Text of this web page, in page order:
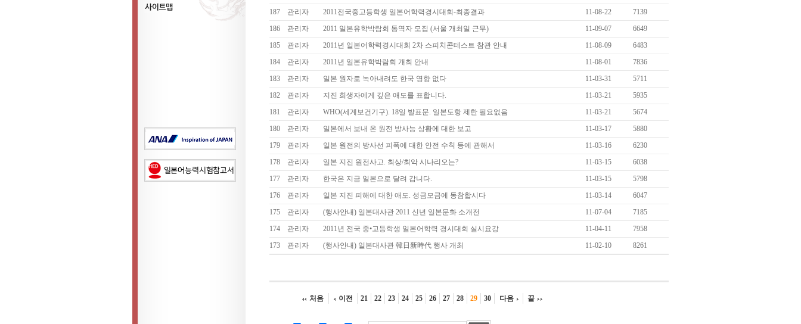
회원모집
187
관리자 2011전국중고등학생 일본어학력경시대회-최종결과 11-08-22
7139
186
관리자 2011 일본유학박람회 통역자 모집 (서울 개최일 근무) 11-09-07
6649
185
관리자 2011년 일본어학력경시대회 2차 스피치콘테스트 참관 안내 11-08-09
6483
184
관리자 2011년 일본유학박람회 개최 안내 11-08-01
7836
183
관리자 일본 원자로 녹아내려도 한국 영향 없다 11-03-31
5711
182
관리자 지진 희생자에게 깊은 애도를 표합니다. 11-03-21
5935
181
관리자 WHO(세계보건기구). 18일 발표문. 일본도항 제한 필요없음 11-03-21
5674
180
관리자 일본에서 보내 온 원전 방사능 상황에 대한 보고 11-03-17
5880
179
관리자 일본 원전의 방사선 피폭에 대한 안전 수칙 등에 관해서 11-03-16
6230
178
관리자 일본 지진 원전사고. 최상/최악 시나리오는? 11-03-15
6038
177
관리자 한국은 지금 일본으로 달려 갑니다. 11-03-15
5798
176
관리자 일본 지진 피해에 대한 애도. 성금모금에 동참합시다 11-03-14
6047
175
관리자 (행사안내) 일본대사관 2011 신년 일본문화 소개전 11-07-04
7185
174
관리자 2011년 전국 중•고등학생 일본어학력 경시대회 실시요강 11-04-11
7958
173
관리자 (행사안내) 일본대사관 韓日新時代 행사 개최 11-02-10 8261
처음 이전 21 22 23 24 25 26 27 28 29 30 다음 끝